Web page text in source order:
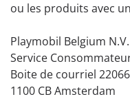
ou les produits avec
Playmobil Belgium N.V.
Service
Boite de courriel 22066
1100 CB Amsterdam